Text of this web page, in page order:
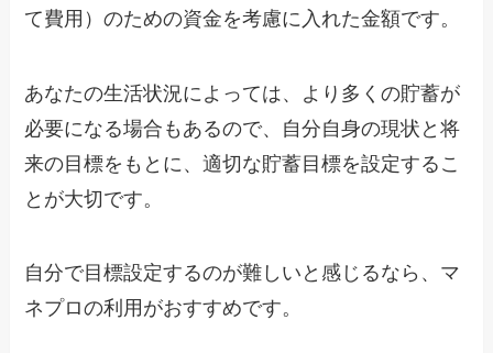
て費用）のための資金を考慮に入れた金額です。
あなたの生活状況によっては、より多くの貯蓄が
必要になる場合もあるので、自分自身の現状と将
来の目標をもとに、適切な貯蓄目標を設定するこ
とが大切です。
自分で目標設定するのが難しいと感じるなら、マ
ネプロの利用がおすすめです。